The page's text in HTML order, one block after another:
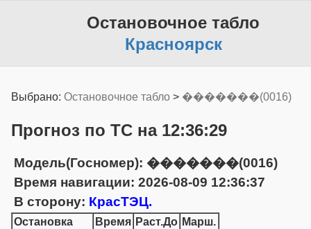
Остановочное табло
Красноярск
Выбрано: Остановочное табло > �������(0016)
Прогноз по ТС на 12:36:29
Модель(Госномер): �������(0016)
Время навигации: 2026-08-09 12:36:37
В сторону: КрасТЭЦ.
Остановка Время Раст.До Марш.